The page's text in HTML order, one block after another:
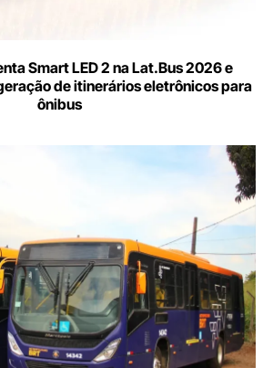
Smart LED 2 na Lat.Bus 2026 e
de itinerários eletrônicos para
ônibus